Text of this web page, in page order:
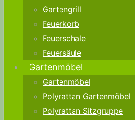
Gartengrill
Feuerkorb
Feuerschale
Feuersäule
Gartenmöbel
Gartenmöbel
Polyrattan Gartenmöbel
Polyrattan Sitzgruppe